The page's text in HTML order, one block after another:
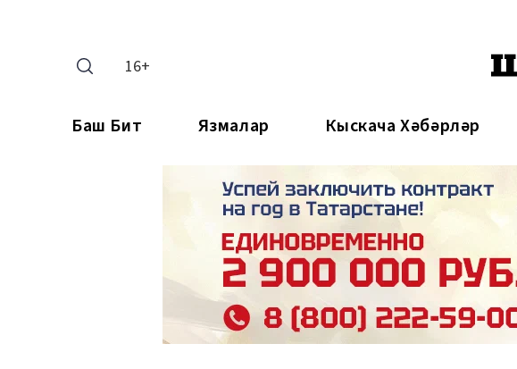
16+
Баш Бит Язмалар Кыскача Хәбәрләр